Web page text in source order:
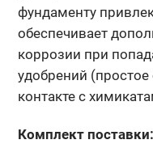
фундаменту
обеспечивает
коррозии при
удобрений
контакте с
Комплект поставки: